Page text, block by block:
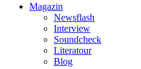
Magazin
Newsflash
Interview
Soundcheck
Literatour
Blog